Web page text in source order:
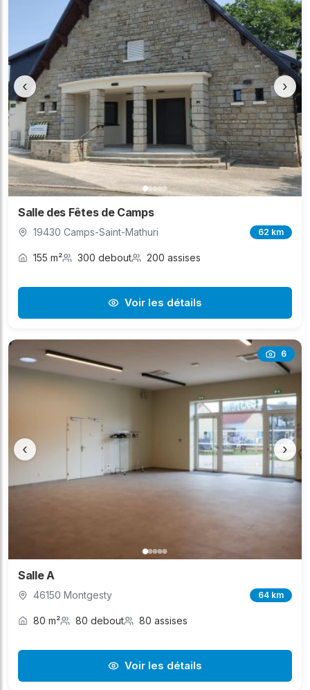
‹ ›
Salle des Fêtes de Camps
19430 Camps-Saint-Mathuri 62 km
155 m² 300 debout 200 assises
Voir les détails
6
‹ ›
Salle A
46150 Montgesty 64 km
80 m² 80 debout 80 assises
Voir les détails